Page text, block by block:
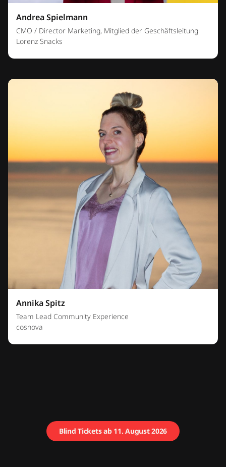
Andrea Spielmann
CMO / Director Marketing, Mitglied der Geschäftsleitung
Lorenz Snacks
Annika Spitz
Team Lead Community Experience
cosnova
Blind Tickets ab 11. August 2026